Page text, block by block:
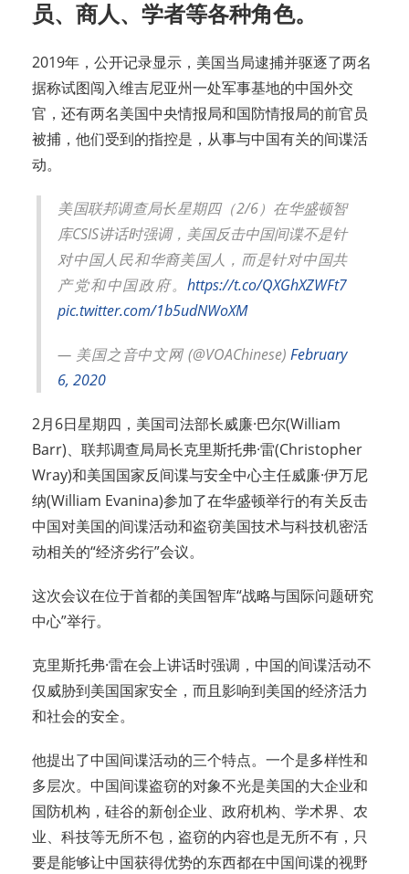
员、商人、学者等各种角色。
2019年，公开记录显示，美国当局逮捕并驱逐了两名
据称试图闯入维吉尼亚州一处军事基地的中国外交
官，还有两名美国中央情报局和国防情报局的前官员
被捕，他们受到的指控是，从事与中国有关的间谍活
动。
美国联邦调查局长星期四（2/6）在华盛顿智
库CSIS讲话时强调，美国反击中国间谍不是针
对中国人民和华裔美国人，而是针对中国共
产党和中国政府。https://t.co/QXGhXZWFt7
pic.twitter.com/1b5udNWoXM
— 美国之音中文网 (@VOAChinese)February
6, 2020
2月6日星期四，美国司法部长威廉·巴尔(William
Barr)、联邦调查局局长克里斯托弗·雷(Christopher
Wray)和美国国家反间谍与安全中心主任威廉·伊万尼
纳(William Evanina)参加了在华盛顿举行的有关反击
中国对美国的间谍活动和盗窃美国技术与科技机密活
动相关的“经济劣行”会议。
这次会议在位于首都的美国智库“战略与国际问题研究
中心”举行。
克里斯托弗·雷在会上讲话时强调，中国的间谍活动不
仅威胁到美国国家安全，而且影响到美国的经济活力
和社会的安全。
他提出了中国间谍活动的三个特点。一个是多样性和
多层次。中国间谍盗窃的对象不光是美国的大企业和
国防机构，硅谷的新创企业、政府机构、学术界、农
业、科技等无所不包，盗窃的内容也是无所不有，只
要是能够让中国获得优势的东西都在中国间谍的视野